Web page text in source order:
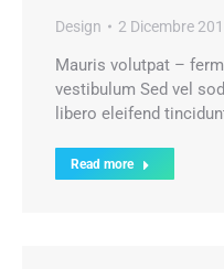
Design 2 Dicembre
Mauris volutpat –
vestibulum Sed vel
libero eleifend
Read more